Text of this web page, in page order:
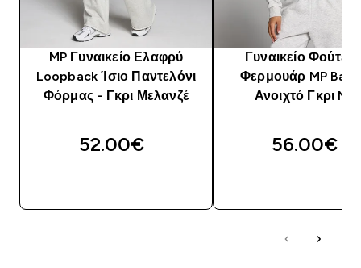
MP Γυναικείο Ελαφρύ
Loopback Ίσιο Παντελόνι
Φόρμας - Γκρι Μελανζέ
52.00€‎
Γυναικείο Φούτερ
Φερμουάρ MP
Ανοιχτό Γκρι
56.00€‎